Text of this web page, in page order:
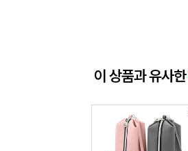
이 상품과 유사한